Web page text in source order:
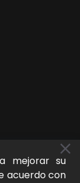
mejorar su
acuerdo con